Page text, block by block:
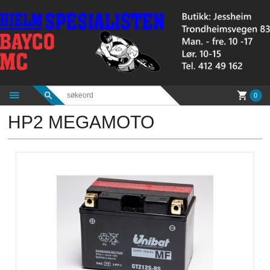
til
innholdet
0
HP2 MEGAMOTO